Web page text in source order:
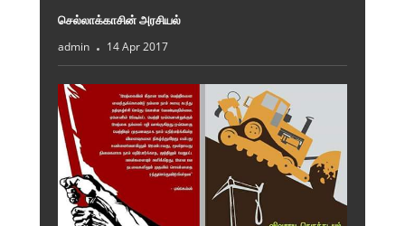
செல்லாக்காசின் அரசியல்
admin 14 Apr 2017